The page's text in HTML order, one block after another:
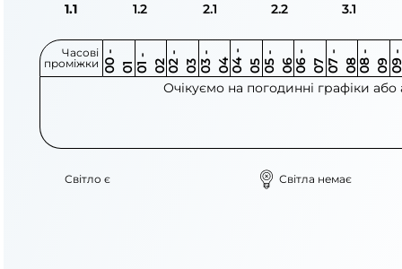
1.1 1.2 2.1 2.2 3.1
Часові
проміжки 0
0
-
0 1 0
1
-
0 2 0 2
-
0 3 0 3
-
0 4 0 4
-
0 5 0 5
-
0 6 0 6
-
0 7 0 7
-
0 8 0 8
-
0 9 0
9
-
1
Очікуємо на погодинні графіки
Світло є Світла немає